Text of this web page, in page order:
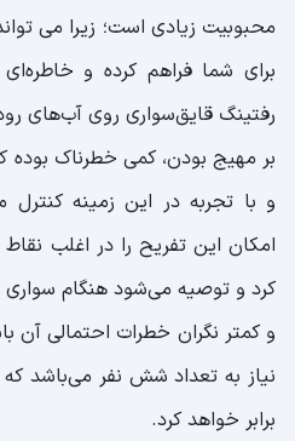
محبوبیت زیادی است؛ زیرا می
برای شما فراهم کرده و
رفتینگ قایق‌سواری روی آب‌های
بر مهیج بودن، کمی خطرناک بوده
و با تجربه در این زمینه کنترل
امکان این تفریح را در اغلب
کرد و توصیه می‌شود هنگام سواری
و کمتر نگران خطرات احتمالی آن
نیاز به تعداد شش نفر می‌باشد
برابر خواهد کرد.